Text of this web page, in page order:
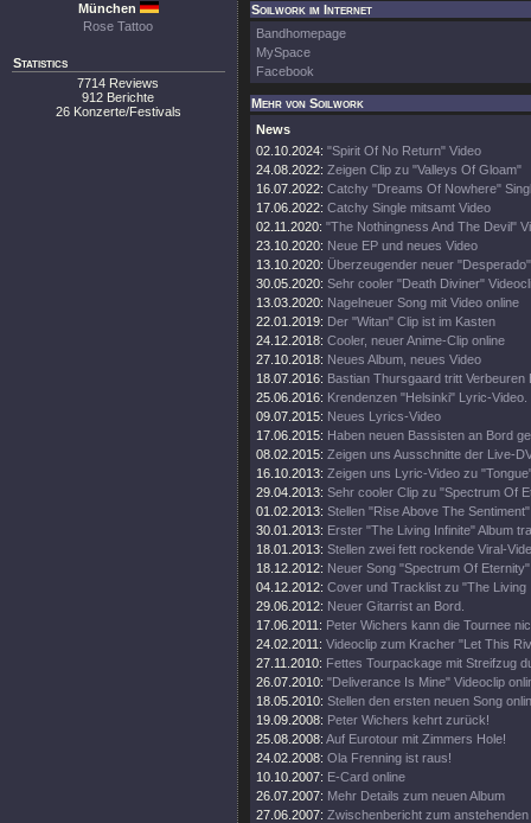
München
Rose Tattoo
Statistics
7714 Reviews
912 Berichte
26 Konzerte/Festivals
Soilwork im Internet
Bandhomepage
MySpace
Facebook
Mehr von Soilwork
News
02.10.2024: "Spirit Of No Return" Video
24.08.2022: Zeigen Clip zu "Valleys Of Gloam"
16.07.2022: Catchy "Dreams Of Nowhere"
17.06.2022: Catchy Single mitsamt Video
02.11.2020: "The Nothingness And The Devil"
23.10.2020: Neue EP und neues Video
13.10.2020: Überzeugender neuer
30.05.2020: Sehr cooler "Death Diviner"
13.03.2020: Nagelneuer Song mit Video online
22.01.2019: Der "Witan" Clip ist im Kasten
24.12.2018: Cooler, neuer Anime-Clip online
27.10.2018: Neues Album, neues Video
18.07.2016: Bastian Thursgaard tritt Verbeuren
25.06.2016: Krendenzen "Helsinki" Lyric-Video.
09.07.2015: Neues Lyrics-Video
17.06.2015: Haben neuen Bassisten an Bord
08.02.2015: Zeigen uns Ausschnitte der Live-
16.10.2013: Zeigen uns Lyric-Video zu
29.04.2013: Sehr cooler Clip zu "Spectrum Of
01.02.2013: Stellen "Rise Above The
30.01.2013: Erster "The Living Infinite" Album
18.01.2013: Stellen zwei fett rockende Viral-
18.12.2012: Neuer Song "Spectrum Of
04.12.2012: Cover und Tracklist zu "The Living
29.06.2012: Neuer Gitarrist an Bord.
17.06.2011: Peter Wichers kann die Tournee
24.02.2011: Videoclip zum Kracher "Let This
27.11.2010: Fettes Tourpackage mit Streifzug
26.07.2010: "Deliverance Is Mine" Videoclip
18.05.2010: Stellen den ersten neuen Song
19.09.2008: Peter Wichers kehrt zurück!
25.08.2008: Auf Eurotour mit Zimmers Hole!
24.02.2008: Ola Frenning ist raus!
10.10.2007: E-Card online
26.07.2007: Mehr Details zum neuen Album
27.06.2007: Zwischenbericht zum anstehenden